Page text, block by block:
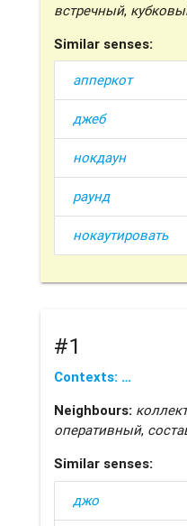
встречный,
Similar senses:
апперкот
джеб
нокдаун
раунд
нокаутировать
#1
Contexts: …
Neighbours:
оперативный,
Similar senses:
джо